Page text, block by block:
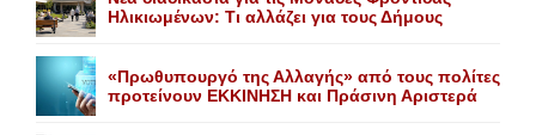
Hλικιωμένων: Tι αλλάζει για τους Δήμους
«Πρωθυπουργό της Αλλαγής» από τους πολίτες
προτείνουν EKKINHΣΗ και Πράσινη Αριστερά